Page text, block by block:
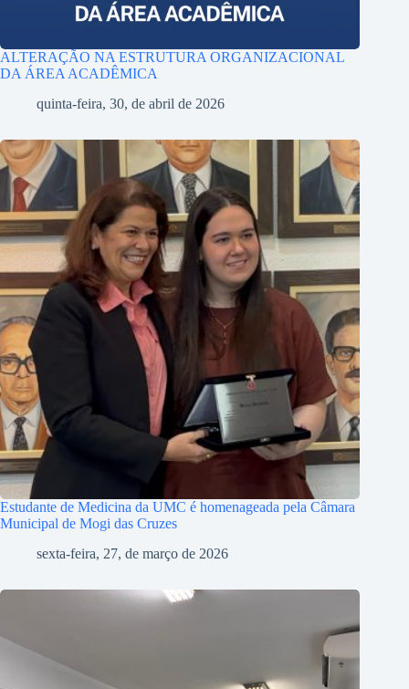
ALTERAÇÃO NA ESTRUTURA ORGANIZACIONAL
DA ÁREA ACADÊMICA
quinta-feira, 30, de abril de 2026
Estudante de Medicina da UMC é homenageada pela Câmara
Municipal de Mogi das Cruzes
sexta-feira, 27, de março de 2026